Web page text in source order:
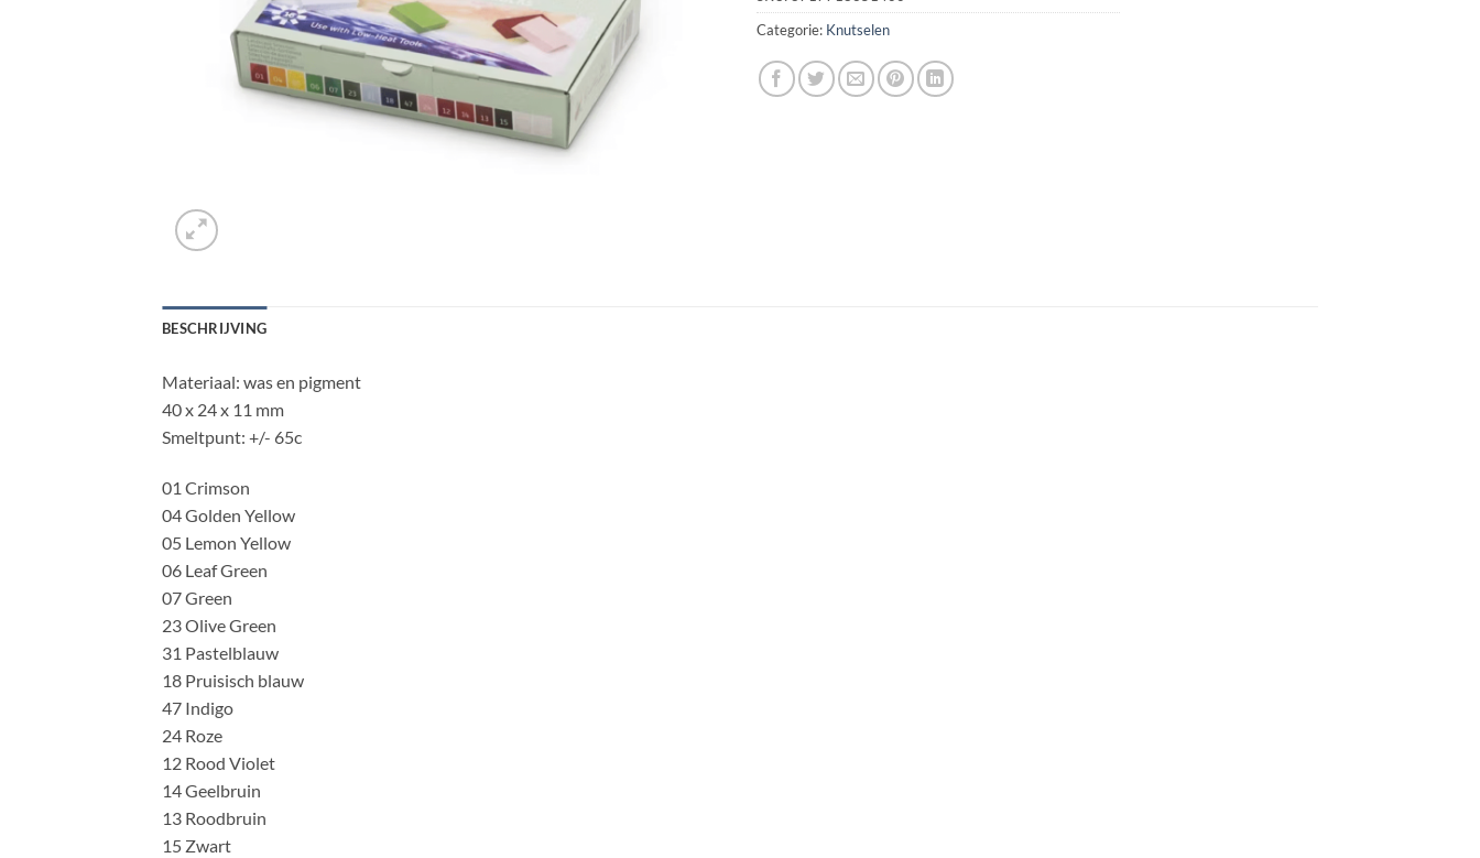
Categorie: Knutselen
BESCHRIJVING
Materiaal: was en pigment
40 x 24 x 11 mm
Smeltpunt: +/- 65c
01 Crimson
04 Golden Yellow
05 Lemon Yellow
06 Leaf Green
07 Green
23 Olive Green
31 Pastelblauw
18 Pruisisch blauw
47 Indigo
24 Roze
12 Rood Violet
14 Geelbruin
13 Roodbruin
15 Zwart